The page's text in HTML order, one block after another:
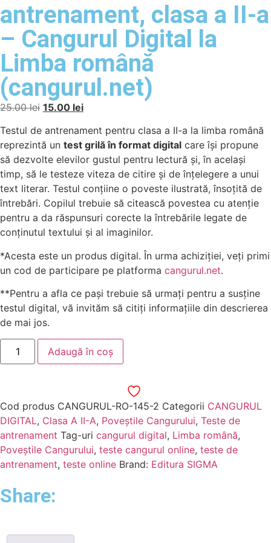
antrenament, clasa a II-a
– Cangurul Digital la
Limba română
(cangurul.net)
25.00lei 15.00 lei
Testul de antrenament pentru clasa a II-a la limba română
reprezintă un test grilă în format digital care își propune
să dezvolte elevilor gustul pentru lectură şi, în acelaşi
timp, să le testeze viteza de citire şi de înţelegere a unui
text literar. Testul conțiine o poveste ilustrată, însoțită de
întrebări. Copilul trebuie să citească povestea cu atenție
pentru a da răspunsuri corecte la întrebările legate de
conținutul textului și al imaginilor.
*Acesta este un produs digital. În urma achiziției, veți primi
un cod de participare pe platforma cangurul.net.
**Pentru a afla ce pași trebuie să urmați pentru a susține
testul digital, vă invităm să citiți informațiile din descrierea
de mai jos.
Adaugă în coș
Cod produs CANGURUL-RO-145-2 Categorii CANGURUL
DIGITAL, Clasa A II-A, Poveștile Cangurului, Teste de
antrenament Tag-uri cangurul digital, Limba română,
Poveştile Cangurului, teste cangurul online, teste de
antrenament, teste online Brand: Editura SIGMA
Share: